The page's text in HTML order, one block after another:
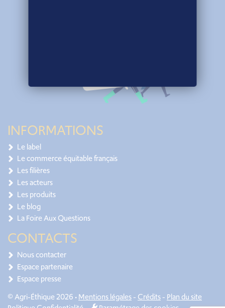
INFORMATIONS
Le label
Le commerce équitable français
Les filières
Les acteurs
Les produits
Le blog
La Foire Aux Questions
CONTACTS
Nous contacter
Espace partenaire
Espace presse
© Agri-Éthique 2026 •Mentions légales- Crédits- Plan du site